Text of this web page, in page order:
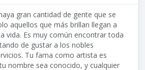
gran cantidad de gente que se
aquellos que más brillan llegan a
vida. Es muy común encontrar toda
de gustar a los nobles
Tu fama como artista es
nombre sea conocido, y cualquier